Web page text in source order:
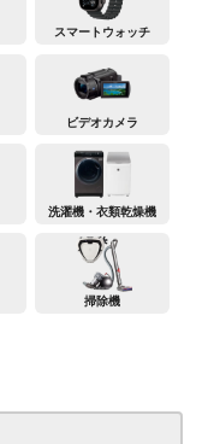
スマートウォッチ
ビデオカメラ
洗濯機・衣類乾燥機
掃除機